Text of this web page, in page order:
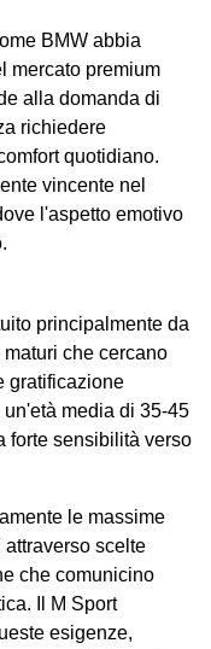
BMW abbia
mercato premium
alla domanda di
richiedere
quotidiano.
vincente nel
l'aspetto emotivo
principalmente da
che cercano
gratificazione
media di 35-45
forte sensibilità verso
le massime
scelte
che comunicino
Il M Sport
esigenze,